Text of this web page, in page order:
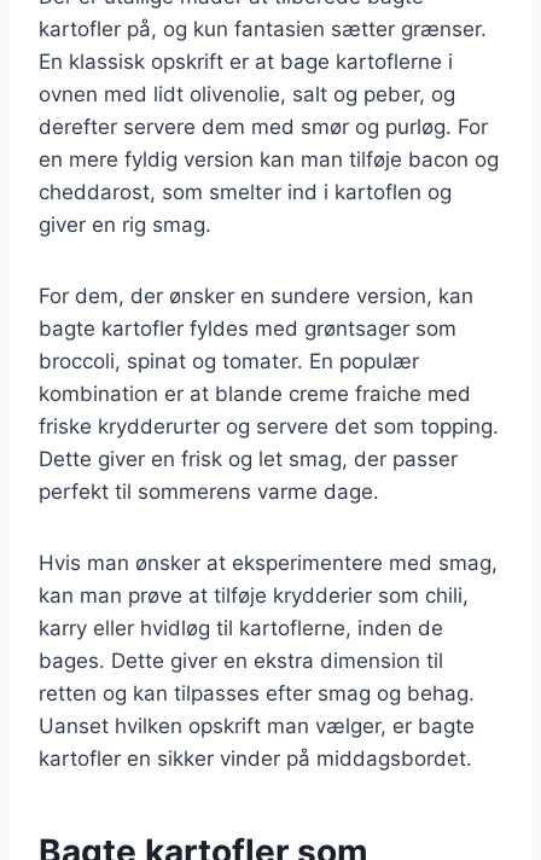
kartofler på, og kun fantasien sætter grænser.
En klassisk opskrift er at bage kartoflerne i
ovnen med lidt olivenolie, salt og peber, og
derefter servere dem med smør og purløg. For
en mere fyldig version kan man tilføje bacon og
cheddarost, som smelter ind i kartoflen og
giver en rig smag.
For dem, der ønsker en sundere version, kan
bagte kartofler fyldes med grøntsager som
broccoli, spinat og tomater. En populær
kombination er at blande creme fraiche med
friske krydderurter og servere det som topping.
Dette giver en frisk og let smag, der passer
perfekt til sommerens varme dage.
Hvis man ønsker at eksperimentere med smag,
kan man prøve at tilføje krydderier som chili,
karry eller hvidløg til kartoflerne, inden de
bages. Dette giver en ekstra dimension til
retten og kan tilpasses efter smag og behag.
Uanset hvilken opskrift man vælger, er bagte
kartofler en sikker vinder på middagsbordet.
Bagte kartofler som